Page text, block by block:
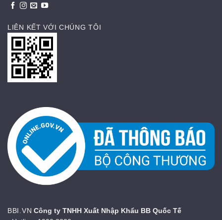
LIÊN KẾT VỚI CHÚNG TÔI
BBI.VN Công ty TNHH Xuất Nhập Khẩu BB Quốc Tế